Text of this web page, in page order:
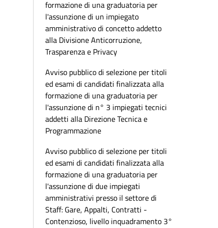
formazione di una graduatoria per
l'assunzione di un impiegato
amministrativo di concetto addetto
alla Divisione Anticorruzione,
Trasparenza e Privacy
Avviso pubblico di selezione per titoli
ed esami di candidati finalizzata alla
formazione di una graduatoria per
l'assunzione di n° 3 impiegati tecnici
addetti alla Direzione Tecnica e
Programmazione
Avviso pubblico di selezione per titoli
ed esami di candidati finalizzata alla
formazione di una graduatoria per
l'assunzione di due impiegati
amministrativi presso il settore di
Staff: Gare, Appalti, Contratti -
Contenzioso, livello inquadramento 3°